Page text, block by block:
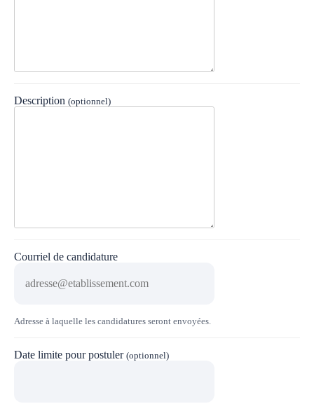
Description (optionnel)
Courriel de candidature
Adresse à laquelle les candidatures seront envoyées.
Date limite pour postuler (optionnel)